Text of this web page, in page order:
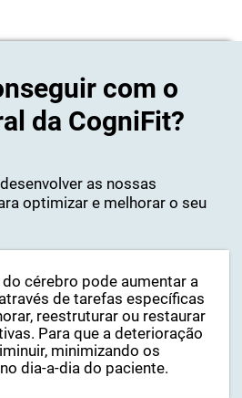
com o
da CogniFit?
as nossas
optimizar e melhorar o seu
cérebro pode aumentar a
de tarefas específicas
reestruturar ou restaurar
Para que a deterioração
minimizando os